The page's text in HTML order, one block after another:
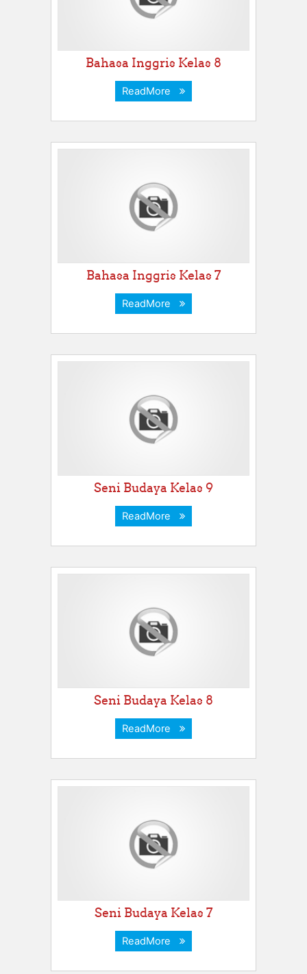
Bahasa Inggris Kelas 8
ReadMore
Bahasa Inggris Kelas 7
ReadMore
Seni Budaya Kelas 9
ReadMore
Seni Budaya Kelas 8
ReadMore
Seni Budaya Kelas 7
ReadMore